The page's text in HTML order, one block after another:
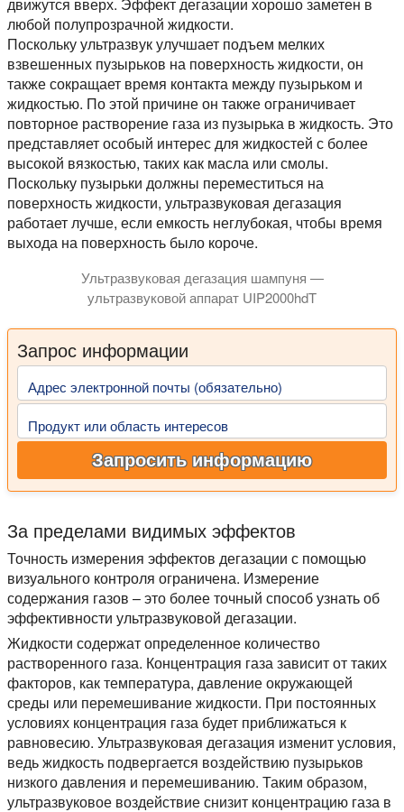
любой полупрозрачной жидкости.
Поскольку ультразвук улучшает подъем мелких
взвешенных пузырьков на поверхность жидкости, он
также сокращает время контакта между пузырьком и
жидкостью. По этой причине он также ограничивает
повторное растворение газа из пузырька в жидкость. Это
представляет особый интерес для жидкостей с более
высокой вязкостью, таких как масла или смолы.
Поскольку пузырьки должны переместиться на
поверхность жидкости, ультразвуковая дегазация
работает лучше, если емкость неглубокая, чтобы время
выхода на поверхность было короче.
Ультразвуковая дегазация шампуня —
ультразвуковой аппарат UIP2000hdT
Запрос информации
Адрес электронной почты (обязательно)
Продукт или область интересов
Запросить информацию
За пределами видимых эффектов
Точность измерения эффектов дегазации с помощью
визуального контроля ограничена. Измерение
содержания газов – это более точный способ узнать об
эффективности ультразвуковой дегазации.
Жидкости содержат определенное количество
растворенного газа. Концентрация газа зависит от таких
факторов, как температура, давление окружающей
среды или перемешивание жидкости. При постоянных
условиях концентрация газа будет приближаться к
равновесию. Ультразвуковая дегазация изменит условия,
ведь жидкость подвергается воздействию пузырьков
низкого давления и перемешиванию. Таким образом,
ультразвуковое воздействие снизит концентрацию газа в